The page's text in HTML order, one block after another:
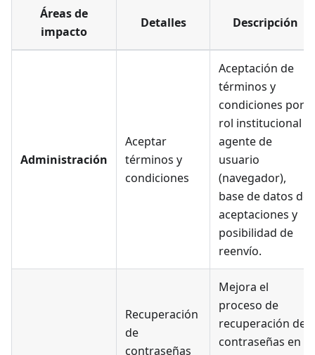
Áreas de
impacto
Detalles Descripción
Administración
Aceptar
términos y
condiciones
Aceptación de
términos y
condiciones por
rol institucional y
agente de
usuario
(navegador),
base de datos de
aceptaciones y
posibilidad de
reenvío.
Recuperación
de
contraseñas
Mejora el
proceso de
recuperación de
contraseñas en